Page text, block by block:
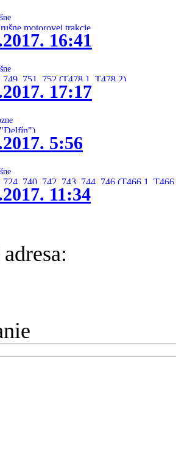
motorovej trakcie
16:41
749, 751, 752 (T478.1, T478.2)
17:17
5:56
724, 740, 742, 743, 744, 746 (T466.1,
11:34